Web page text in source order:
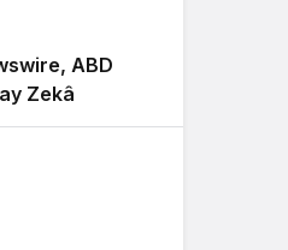
ABD
Zekâ